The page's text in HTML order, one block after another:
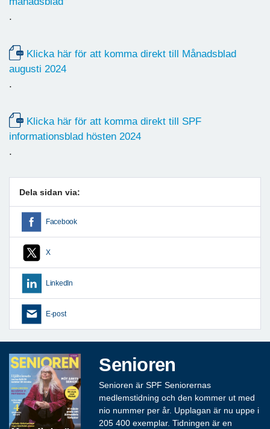
.
Klicka här för att komma direkt till Månadsblad
augusti 2024
.
Klicka här för att komma direkt till SPF
informationsblad hösten 2024
.
Dela sidan via:
Facebook
X
LinkedIn
E-post
Senioren
Senioren är SPF Seniorernas
medlemstidning och den kommer ut med
nio nummer per år. Upplagan är nu uppe i
205 400 exemplar. Tidningen är en